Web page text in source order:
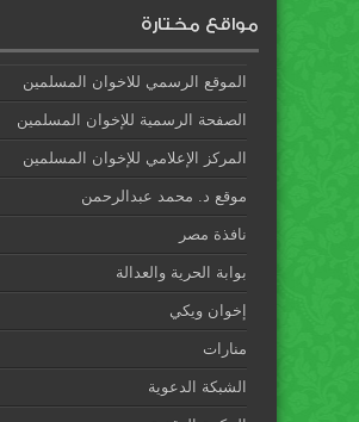
مواقع مختارة
الموقع الرسمي للاخوان المسلمين
الصفحة الرسمية للإخوان المسلمين
المركز الإعلامي للإخوان المسلمين
موقع د. محمد عبدالرحمن
نافذة مصر
بوابة الحرية والعدالة
إخوان ويكي
منارات
الشبكة الدعوية